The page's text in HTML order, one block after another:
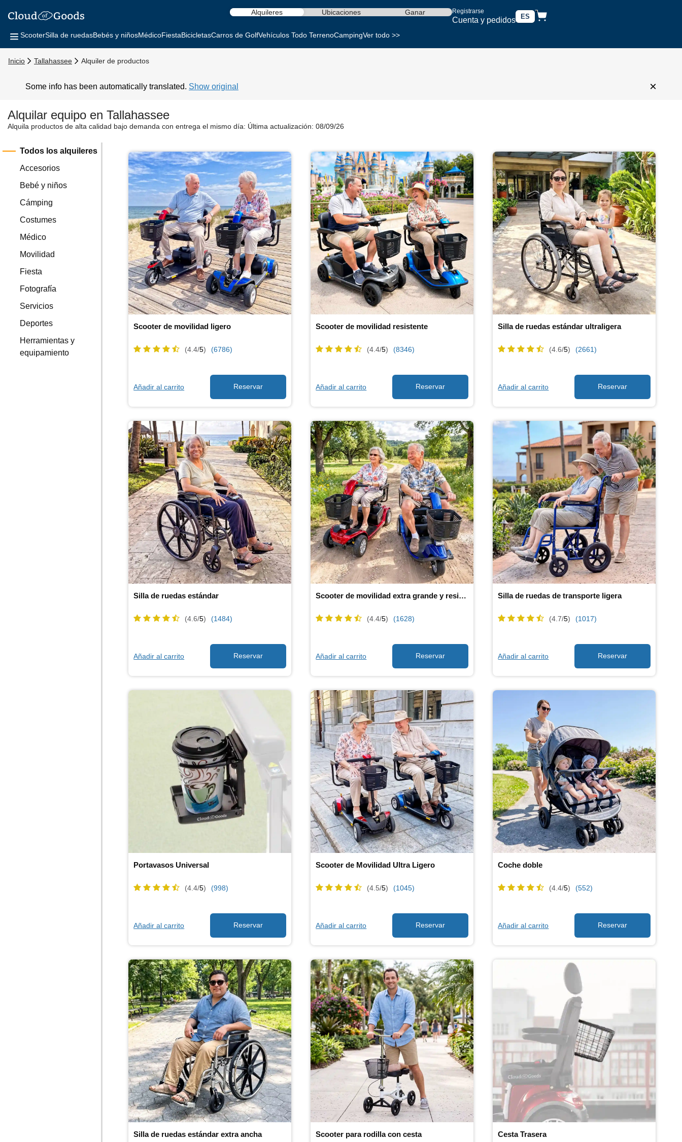
Registrarse
Cuenta y pedidos ES
Alquileres Ubicaciones Ganar
ScooterSilla de ruedasBebés y niñosMédicoFiestaBicicletasCarros de GolfVehículos Todo TerrenoCampingVer todo >>
Inicio Tallahassee Alquiler de productos
Some info has been automatically translated. Show original ×
Alquilar equipo en Tallahassee
Alquila productos de alta calidad bajo demanda con entrega el mismo día: Última actualización: 08/09/26
Todos los alquileres
Accesorios
Bebé y niños
Cámping
Costumes
Médico
Movilidad
Fiesta
Fotografía
Servicios
Deportes
Herramientas y
equipamiento
Scooter de movilidad ligero
(4.4/5) (6786)
Añadir al carrito
Scooter de movilidad resistente
(4.4/5) (8346)
Añadir al carrito
Silla de ruedas estándar ultraligera
(4.6/5) (2661)
Añadir al carrito
Silla de ruedas estándar
(4.6/5) (1484)
Añadir al carrito
Scooter de movilidad extra grande y resistente
(4.4/5) (1628)
Añadir al carrito
Silla de ruedas de transporte ligera
(4.7/5) (1017)
Añadir al carrito
Portavasos Universal
(4.4/5) (998)
Añadir al carrito
Scooter de Movilidad Ultra Ligero
(4.5/5) (1045)
Añadir al carrito
Coche doble
(4.4/5) (552)
Añadir al carrito
Silla de ruedas estándar extra ancha Scooter para rodilla con cesta Cesta Trasera